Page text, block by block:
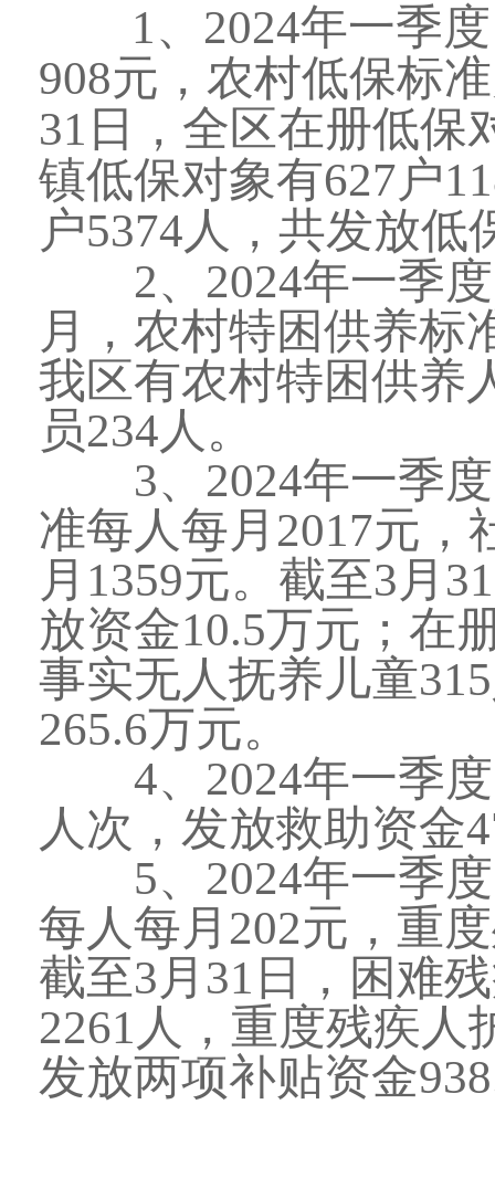
1、2024年一季
908元，农村低保标
31日，全区在册低保
镇低保对象有627户
户5374人，共发放低
2、2024年一季度
月，农村特困供养标
我区有农村特困供养
员234人。
3、2024年一季度
准每人每月2017元，
月1359元。截至3月
放资金10.5万元；在
事实无人抚养儿童
265.6万元。
4、2024年一季度
人次，发放救助资金
5、2024年一季度
每人每月202元，重
截至3月31日，困难
2261人，重度残疾人
发放两项补贴资金